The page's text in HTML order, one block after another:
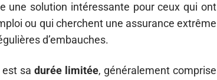
une solution intéressante pour ceux qui ont
ou qui cherchent une assurance extrême
d’embauches.
sa durée limitée, généralement comprise